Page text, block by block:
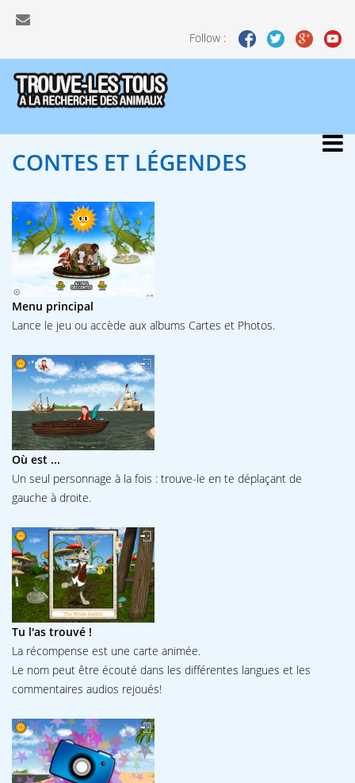
Follow :
CONTES ET LÉGENDES
Menu principal
Lance le jeu ou accède aux albums Cartes et Photos.
Où est ...
Un seul personnage à la fois : trouve-le en te déplaçant de
gauche à droite.
Tu l'as trouvé !
La récompense est une carte animée.
Le nom peut être écouté dans les différentes langues et les
commentaires audios rejoués!